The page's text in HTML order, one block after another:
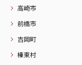
高崎市
前橋市
吉岡町
榛東村